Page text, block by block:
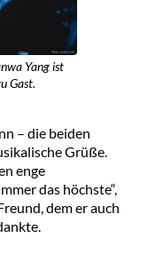
Yang ist
Gast.
– die beiden
Grüße.
enge
das höchste“,
dem er auch